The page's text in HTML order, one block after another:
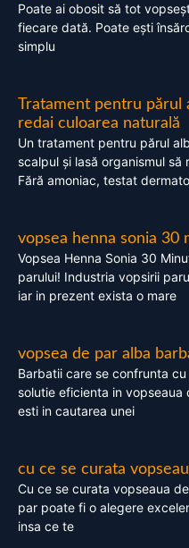
Poate ai obosit să tot
fiecare dată. Poate ești
simplu
Tratament pentru părul
redai culoarea naturală
Un tratament pentru părul
scalpul și lasă organismul
Fără amoniac, testat
vopsea henna sonia 30
Vopsea Henna Sonia 30
parului! Industria vopsirii
iar in prezent exista o mare
vopsea de par alba
Barbatii care se confrunta
solutie eficienta in
esti in cautarea unei
cu ce se curata
Cu ce se curata vopseaua
par poate fi o alegere
insa ce te